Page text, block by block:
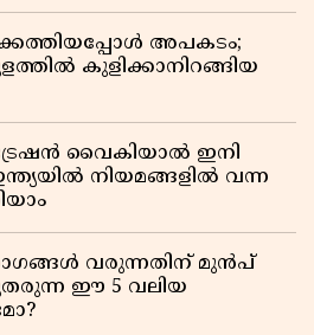
അപകടം;
കുളിക്കാനിറങ്ങിയ
വൈകിയാൽ ഇനി
നിയമങ്ങളിൽ വന്ന
വരുന്നതിന് മുൻപ്
ഈ 5 വലിയ